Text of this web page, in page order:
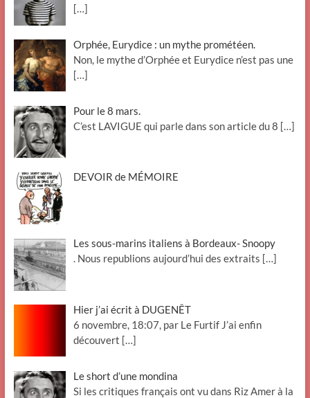
[…]
Orphée, Eurydice : un mythe prométéen.
Non, le mythe d’Orphée et Eurydice n’est pas une
[…]
Pour le 8 mars.
C’est LAVIGUE qui parle dans son article du 8 […]
DEVOIR de MÉMOIRE
Les sous-marins italiens à Bordeaux- Snoopy
. Nous republions aujourd’hui des extraits […]
Hier j’ai écrit à DUGENÊT
6 novembre, 18:07, par Le Furtif J’ai enfin
découvert […]
Le short d’une mondina
Si les critiques français ont vu dans Riz Amer à la